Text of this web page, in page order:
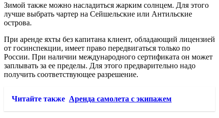
Зимой также можно насладиться жарким солнцем. Для этого
лучше выбрать чартер на Сейшельские или Антильские
острова.
При аренде яхты без капитана клиент, обладающий лицензией
от госинспекции, имеет право передвигаться только по
России. При наличии международного сертификата он может
заплывать за ее пределы. Для этого предварительно надо
получить соответствующее разрешение.
Читайте также Аренда самолета с экипажем